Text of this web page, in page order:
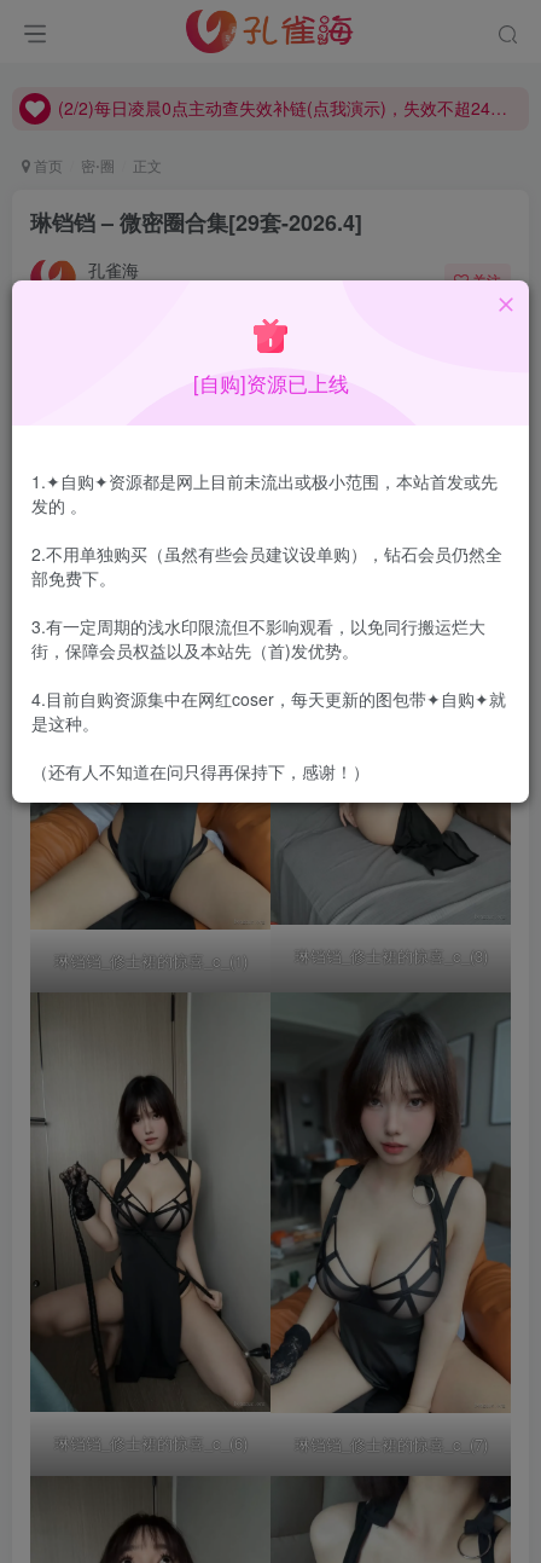
(2/2)每日凌晨0点主动查失效补链(点我演示)，失效不超24小时，
(2/2)每日凌晨0点主动查失效补链(点我演示)，失效不超24小时，
首页 密⋅圈 正文
琳铛铛 – 微密圈合集[29套-2026.4]
孔雀海 关注
琳铛铛微密圈合集，妹子水灵灵的，要的人多吧…持续更新
合集目录在预览图下面
琳铛铛_修士裙的惊喜_c_(1) 琳铛铛_修士裙的惊喜_c_(3)
琳铛铛_修士裙的惊喜_c_(6) 琳铛铛_修士裙的惊喜_c_(7)
[自购]资源已上线
1.✦自购✦资源都是网上目前未流出或极小范围，本站首发或先
发的 。
2.不用单独购买（虽然有些会员建议设单购），钻石会员仍然全
部免费下。
3.有一定周期的浅水印限流但不影响观看，以免同行搬运烂大
街，保障会员权益以及本站先（首)发优势。
4.目前自购资源集中在网红coser，每天更新的图包带✦自购✦就
是这种。
（还有人不知道在问只得再保持下，感谢！）